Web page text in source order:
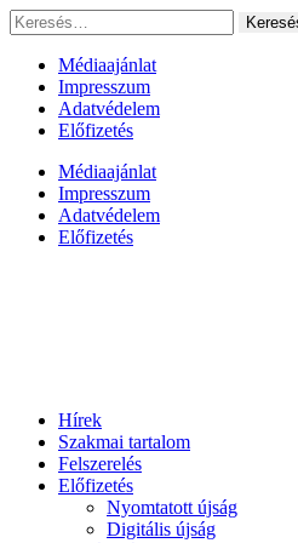
Ugrás
a
tartalomhoz
Keresés:
Médiaajánlat
Impresszum
Adatvédelem
Előfizetés
Médiaajánlat
Impresszum
Adatvédelem
Előfizetés
Hírek
Szakmai tartalom
Felszerelés
Előfizetés
Nyomtatott újság
Digitális újság